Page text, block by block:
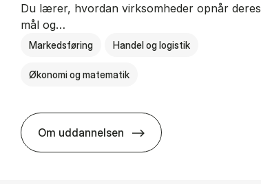
Du lærer, hvordan virksomheder opnår deres
mål og…
Markedsføring Handel og logistik
Økonomi og matematik
Om uddannelsen
HA al­men erhvervs­økonomi